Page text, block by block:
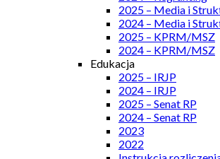
2025 – Media i
2024 – Media i
2025 – KPRM/MSZ
2024 – KPRM/MSZ
Edukacja
2025 – IRJP
2024 – IRJP
2025 – Senat RP
2024 – Senat RP
2023
2022